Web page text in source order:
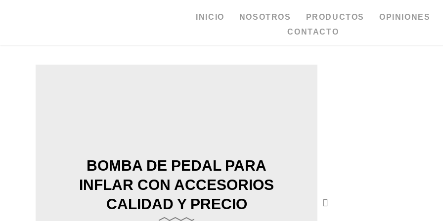
INICIO NOSOTROS PRODUCTOS
OPINIONES
CONTACTO
BOMBA DE PEDAL PARA
INFLAR CON ACCESORIOS
CALIDAD Y PRECIO